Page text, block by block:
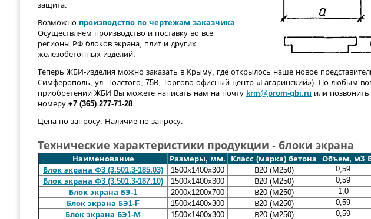
защита.
Возможно производство по чертежам заказчика.
Осуществляем производство и поставку во все
регионы РФ блоков экрана, плит и других
железобетонных изделий.
Теперь ЖБИ-изделия можно заказать в Крыму, где открылось наше новое
Симферополь, ул. Толстого, 75В, Торгово-офисный центр «Гагаринский»). По любым
приобретении ЖБИ Вы можете написать нам на почту krm@prom-gbi.ru или позвонить
номеру +7 (365) 277-71-28.
Цена по запросу. Наличие по запросу.
Технические характеристики продукции - блоки экрана
Наименование Размеры, мм. Класс (марка) бетона Объем, м3
Блок экрана Ф3 (3.501.3-185.03)
1500х1400х300 В20 (М250) 0,59
Блок экрана Ф3 (3.501.3-187.10)
1500х1400х300 В20 (М250) 0,59
Блок экрана БЭ-1
2000х1200х700 В20 (М250) 1,0
Блок экрана БЭ1-F
1500х1400х300 В20 (М250) 0,59
Блок экрана БЭ1-М
1500х1400х300 В20 (М250) 0,59